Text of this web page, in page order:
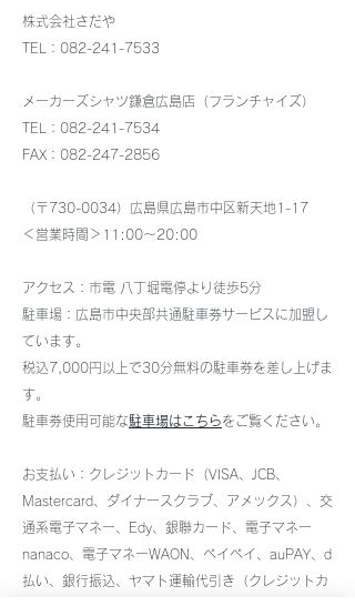
ジネスシャツ入荷しまし
株式会社さだや
TEL：082-241-7533
メーカーズシャツ鎌倉広島店（フランチャイズ）
TEL：082-241-7534
FAX：082-247-2856
（〒730-0034）広島県広島市中区新天地1-17
＜営業時間＞11:00～20:00
アクセス：市電 八丁堀電停より徒歩5分
駐車場： 広島市中央部共通駐車券サービスに加盟し
ています。
税込7,000円以上で30分無料の駐車券を差し上げま
す。
駐車券使用可能な駐車場はこちらをご覧ください。
お支払い：クレジットカード（VISA、JCB、
Mastercard、ダイナースクラブ、アメックス）、交
通系電子マネー、Edy、銀聯カード、電子マネー
nanaco、電子マネーWAON、ペイペイ、auPAY、d
払い、銀行振込、ヤマト運輸代引き（クレジットカ